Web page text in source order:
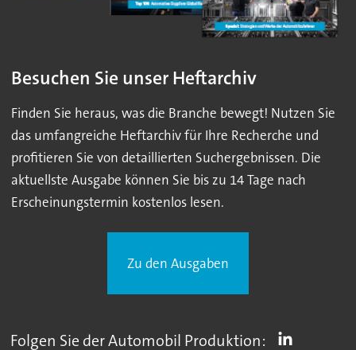
Besuchen Sie unser Heftarchiv
Finden Sie heraus, was die Branche bewegt! Nutzen Sie
das umfangreiche Heftarchiv für Ihre Recherche und
profitieren Sie von detaillierten Suchergebnissen. Die
aktuellste Ausgabe können Sie bis zu 14 Tage nach
Erscheinungstermin kostenlos lesen.
Zu den Ausgaben
Folgen Sie der Automobil Produktion: